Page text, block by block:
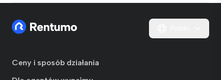
Ceny i sposób działania